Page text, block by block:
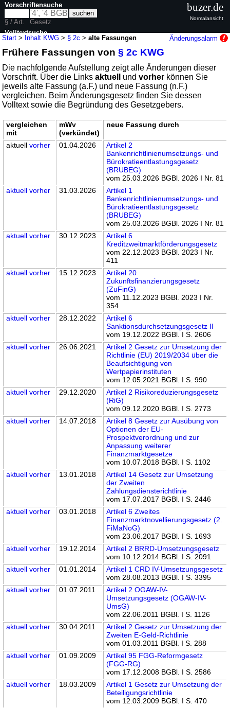
Start > Inhalt KWG > § 2c >alte Fassungen Änderungsalarm
Frühere Fassungen von§ 2c KWG
Die nachfolgende Aufstellung zeigt alle Änderungen dieser
Vorschrift. Über die Linksaktuell undvorher können Sie
jeweils alte Fassung (a.F.) und neue Fassung (n.F.)
vergleichen. Beim Änderungsgesetz finden Sie dessen
Volltext sowie die Begründung des Gesetzgebers.
vergleichen
mit
mWv
(verkündet)
neue Fassung durch
aktuellvorher 01.04.2026
Artikel 2
Bankenrichtlinienumsetzungs- und
Bürokratieentlastungsgesetz
(BRUBEG)
vom 25.03.2026 BGBl. 2026 I Nr. 81
aktuell vorher 31.03.2026
Artikel 1
Bankenrichtlinienumsetzungs- und
Bürokratieentlastungsgesetz
(BRUBEG)
vom 25.03.2026 BGBl. 2026 I Nr. 81
aktuell vorher 30.12.2023
Artikel 6
Kreditzweitmarktförderungsgesetz
vom 22.12.2023 BGBl. 2023 I Nr.
411
aktuell vorher 15.12.2023
Artikel 20
Zukunftsfinanzierungsgesetz
(ZuFinG)
vom 11.12.2023 BGBl. 2023 I Nr.
354
aktuell vorher 28.12.2022
Artikel 6
Sanktionsdurchsetzungsgesetz II
vom 19.12.2022 BGBl. I S. 2606
aktuell vorher 26.06.2021
Artikel 2 Gesetz zur Umsetzung der
Richtlinie (EU) 2019/2034 über die
Beaufsichtigung von
Wertpapierinstituten
vom 12.05.2021 BGBl. I S. 990
aktuell vorher 29.12.2020
Artikel 2 Risikoreduzierungsgesetz
(RiG)
vom 09.12.2020 BGBl. I S. 2773
aktuell vorher 14.07.2018
Artikel 8 Gesetz zur Ausübung von
Optionen der EU-
Prospektverordnung und zur
Anpassung weiterer
Finanzmarktgesetze
vom 10.07.2018 BGBl. I S. 1102
aktuell vorher 13.01.2018
Artikel 14 Gesetz zur Umsetzung
der Zweiten
Zahlungsdiensterichtlinie
vom 17.07.2017 BGBl. I S. 2446
aktuell vorher 03.01.2018
Artikel 6 Zweites
Finanzmarktnovellierungsgesetz (2.
FiMaNoG)
vom 23.06.2017 BGBl. I S. 1693
aktuell vorher 19.12.2014
Artikel 2 BRRD-Umsetzungsgesetz
vom 10.12.2014 BGBl. I S. 2091
aktuell vorher 01.01.2014
Artikel 1 CRD IV-Umsetzungsgesetz
vom 28.08.2013 BGBl. I S. 3395
aktuell vorher 01.07.2011
Artikel 2 OGAW-IV-
Umsetzungsgesetz (OGAW-IV-
UmsG)
vom 22.06.2011 BGBl. I S. 1126
aktuell vorher 30.04.2011
Artikel 2 Gesetz zur Umsetzung der
Zweiten E-Geld-Richtlinie
vom 01.03.2011 BGBl. I S. 288
aktuell vorher 01.09.2009
Artikel 95 FGG-Reformgesetz
(FGG-RG)
vom 17.12.2008 BGBl. I S. 2586
aktuell vorher 18.03.2009
Artikel 1 Gesetz zur Umsetzung der
Beteiligungsrichtlinie
vom 12.03.2009 BGBl. I S. 470
Vorschriftensuche
§ / Art.
Gesetz
Volltextsuche
nur in KWG
buzer.de
Normalansicht